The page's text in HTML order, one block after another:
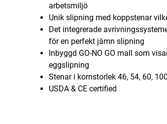
arbetsmiljö
Unik slipning med koppstenar
Det integrerade
för en perfekt jämn slipning
Inbyggd GO-NO GO mall som
eggslipning
Stenar i kornstorlek 46, 54, 60,
USDA & CE certified